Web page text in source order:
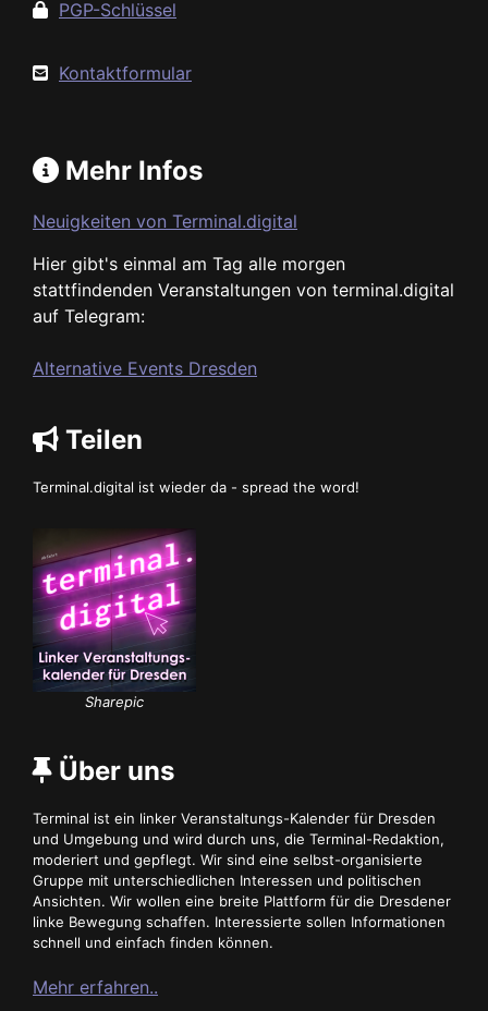
PGP-Schlüssel
Kontaktformular
Mehr Infos
Neuigkeiten von Terminal.digital
Hier gibt's einmal am Tag alle morgen
stattfindenden Veranstaltungen von terminal.digital
auf Telegram:
Alternative Events Dresden
Teilen
Terminal.digital ist wieder da - spread the word!
Sharepic
Über uns
Terminal ist ein linker Veranstaltungs-Kalender für Dresden
und Umgebung und wird durch uns, die Terminal-Redaktion,
moderiert und gepflegt. Wir sind eine selbst-organisierte
Gruppe mit unterschiedlichen Interessen und politischen
Ansichten. Wir wollen eine breite Plattform für die Dresdener
linke Bewegung schaffen. Interessierte sollen Informationen
schnell und einfach finden können.
Mehr erfahren..